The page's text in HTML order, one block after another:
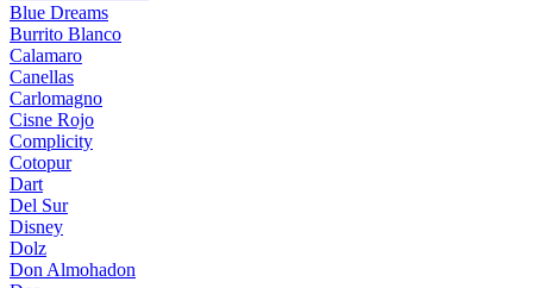
Blue Dreams
Burrito Blanco
Calamaro
Canellas
Carlomagno
Cisne Rojo
Complicity
Cotopur
Dart
Del Sur
Disney
Dolz
Don Almohadon